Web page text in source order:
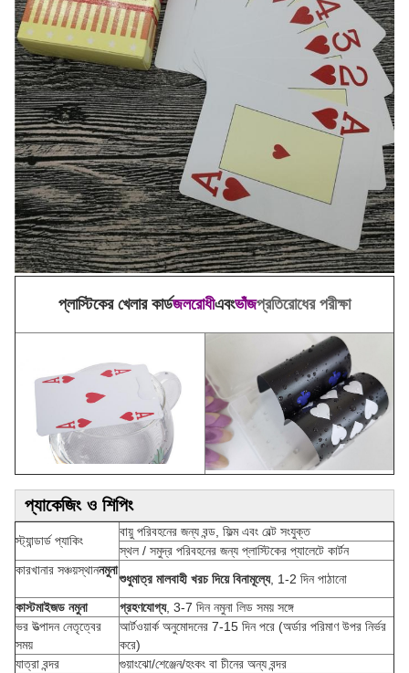
প্লাস্টিকের খেলার কার্ডজলরোধীএবংভাঁজপ্রতিরোধের পরীক্ষা
প্যাকেজিং ও শিপিং
স্ট্যান্ডার্ড প্যাকিং
বায়ু পরিবহনের জন্য বন্ড, ফিল্ম এবং বেল্ট সংযুক্ত
স্থল / সমুদ্র পরিবহনের জন্য প্লাস্টিকের প্যালেটে কার্টন
কারখানার সঞ্চয়স্থাননমুনা
শুধুমাত্র মালবাহী খরচ দিয়ে বিনামূল্যে, 1-2 দিন পাঠানো
কাস্টমাইজড নমুনা
গ্রহণযোগ্য, 3-7 দিন নমুনা লিড সময় সঙ্গে
ভর উত্পাদন নেতৃত্বের
সময়
আর্টওয়ার্ক অনুমোদনের 7-15 দিন পরে (অর্ডার পরিমাণ উপর নির্ভর
করে)
যাত্রা বন্দর
গুয়াংঝো/শেঞ্জেন/হংকং বা চীনের অন্য বন্দর